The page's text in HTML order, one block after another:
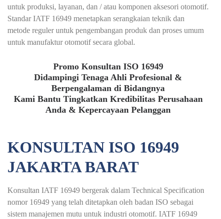
untuk produksi, layanan, dan / atau komponen aksesori otomotif.
Standar IATF 16949 menetapkan serangkaian teknik dan
metode reguler untuk pengembangan produk dan proses umum
untuk manufaktur otomotif secara global.
Promo Konsultan ISO 16949
Didampingi Tenaga Ahli Profesional &
Berpengalaman di Bidangnya
Kami Bantu Tingkatkan Kredibilitas Perusahaan
Anda & Kepercayaan Pelanggan
KONSULTAN ISO 16949
JAKARTA BARAT
Konsultan IATF 16949 bergerak dalam Technical Specification
nomor 16949 yang telah ditetapkan oleh badan ISO sebagai
sistem manajemen mutu untuk industri otomotif. IATF 16949